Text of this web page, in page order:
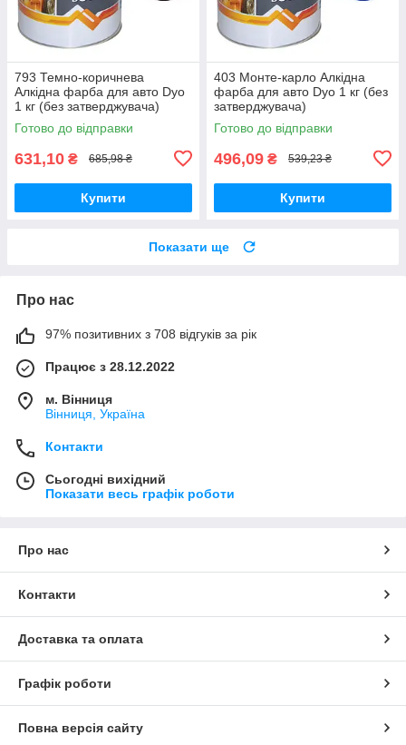
793 Темно-коричнева
Алкідна фарба для авто Dyo
1 кг (без затверджувача)
Готово до відправки
631,10 ₴ 685,98 ₴
Купити
403 Монте-карло Алкідна
фарба для авто Dyo 1 кг (без
затверджувача)
Готово до відправки
496,09 ₴ 539,23 ₴
Купити
Показати ще
Про нас
97% позитивних з 708 відгуків за рік
Працює з 28.12.2022
м. Вінниця
Вінниця, Україна
Контакти
Сьогодні вихідний
Показати весь графік роботи
Про нас
Контакти
Доставка та оплата
Графік роботи
Повна версія сайту